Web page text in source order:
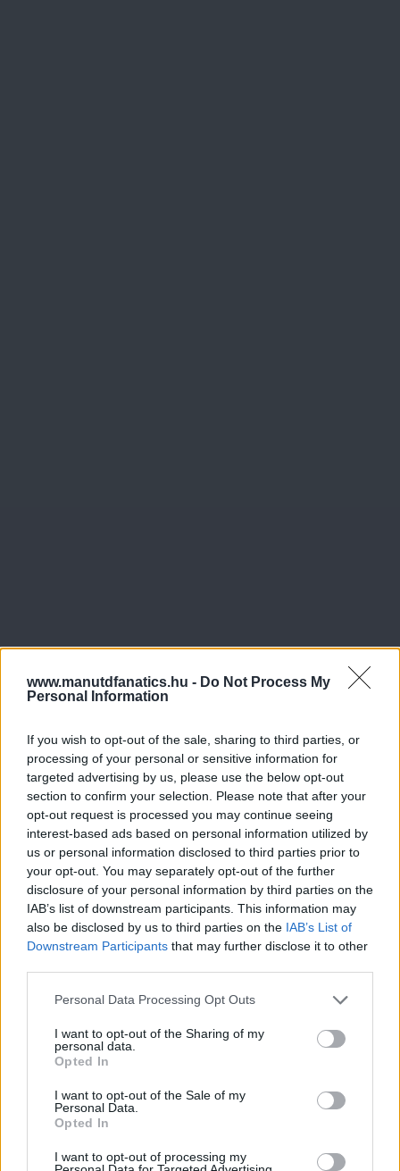
www.manutdfanatics.hu - Do Not Process My
Personal Information
If you wish to opt-out of the sale, sharing to third parties, or
processing of your personal or sensitive information for
targeted advertising by us, please use the below opt-out
section to confirm your selection. Please note that after your
opt-out request is processed you may continue seeing
interest-based ads based on personal information utilized by
us or personal information disclosed to third parties prior to
your opt-out. You may separately opt-out of the further
disclosure of your personal information by third parties on the
IAB’s list of downstream participants. This information may
also be disclosed by us to third parties on the IAB’s List of
Downstream Participants that may further disclose it to other
Please note that this website/app uses one or more Google
not limited to your visit or usage behaviour. You may click to
grant or deny consent to Google and its third-party tags to
use your data for below specified purposes in below Google
consent section.
Personal Data Processing Opt Outs
I want to opt-out of the Sharing of my
personal data.
Opted In
I want to opt-out of the Sale of my
Personal Data.
Opted In
I want to opt-out of processing my